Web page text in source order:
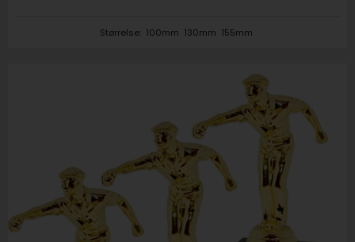
Størrelse: 100mm 130mm 155mm